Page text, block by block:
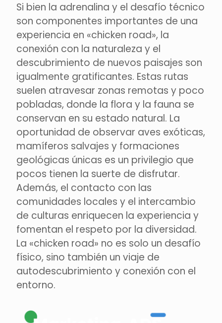
Si bien la adrenalina y el desafío técnico
son componentes importantes de una
experiencia en «chicken road», la
conexión con la naturaleza y el
descubrimiento de nuevos paisajes son
igualmente gratificantes. Estas rutas
suelen atravesar zonas remotas y poco
pobladas, donde la flora y la fauna se
conservan en su estado natural. La
oportunidad de observar aves exóticas,
mamíferos salvajes y formaciones
geológicas únicas es un privilegio que
pocos tienen la suerte de disfrutar.
Además, el contacto con las
comunidades locales y el intercambio
de culturas enriquecen la experiencia y
fomentan el respeto por la diversidad.
La «chicken road» no es solo un desafío
físico, sino también un viaje de
autodescubrimiento y conexión con el
entorno.